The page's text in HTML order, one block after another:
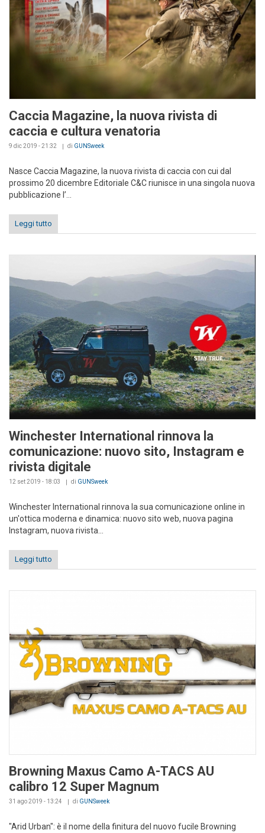
Caccia Magazine, la nuova rivista di
caccia e cultura venatoria
9 dic 2019 - 21:32 di GUNSweek
Nasce Caccia Magazine, la nuova rivista di caccia con cui dal
prossimo 20 dicembre Editoriale C&C riunisce in una singola nuova
pubblicazione l’...
Leggi tutto
Winchester International rinnova la
comunicazione: nuovo sito, Instagram e
rivista digitale
12 set 2019 - 18:03 di GUNSweek
Winchester International rinnova la sua comunicazione online in
un'ottica moderna e dinamica: nuovo sito web, nuova pagina
Instagram, nuova rivista...
Leggi tutto
Browning Maxus Camo A-TACS AU
calibro 12 Super Magnum
31 ago 2019 - 13:24 di GUNSweek
"Arid Urban": è il nome della finitura del nuovo fucile Browning